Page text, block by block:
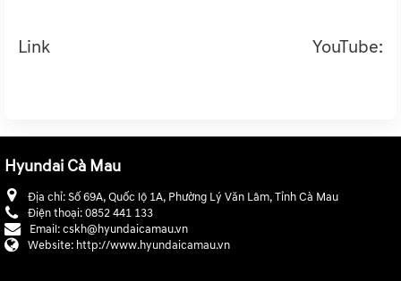
Link YouTube:
Hyundai Cà Mau
Địa chỉ:Số 69A, Quốc lộ 1A, Phường Lý Văn Lâm, Tỉnh Cà Mau
Điện thoại:0852 441 133
Email:cskh@hyundaicamau.vn
Website: http://www.hyundaicamau.vn